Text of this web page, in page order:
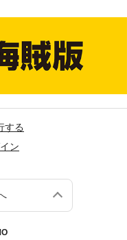
する
ン